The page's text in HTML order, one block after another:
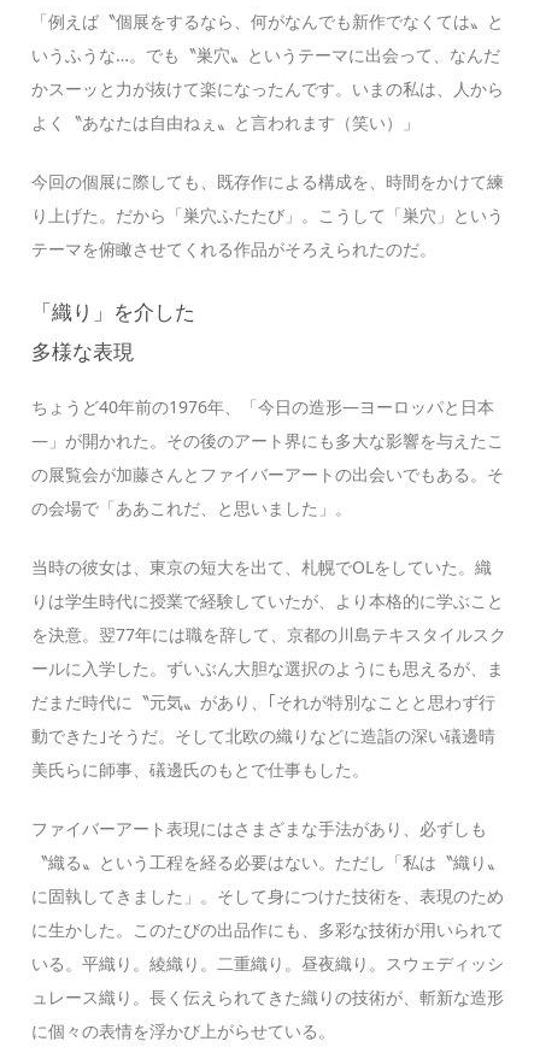
「例えば〝個展をするなら、何がなんでも新作でなくては〟と
いうふうな…。でも〝巣穴〟というテーマに出会って、なんだ
かスーッと力が抜けて楽になったんです。いまの私は、人から
よく〝あなたは自由ねぇ〟と言われます（笑い）」
今回の個展に際しても、既存作による構成を、時間をかけて練
り上げた。だから「巣穴ふたたび」。こうして「巣穴」という
テーマを俯瞰させてくれる作品がそろえられたのだ。
「織り」を介した
多様な表現
ちょうど40年前の1976年、「今日の造形—ヨーロッパと日本
—」が開かれた。その後のアート界にも多大な影響を与えたこ
の展覧会が加藤さんとファイバーアートの出会いでもある。そ
の会場で「ああこれだ、と思いました」。
当時の彼女は、東京の短大を出て、札幌でOLをしていた。織
りは学生時代に授業で経験していたが、より本格的に学ぶこと
を決意。翌77年には職を辞して、京都の川島テキスタイルスク
ールに入学した。ずいぶん大胆な選択のようにも思えるが、ま
だまだ時代に〝元気〟があり、｢それが特別なことと思わず行
動できた｣そうだ。そして北欧の織りなどに造詣の深い礒邊晴
美氏らに師事、礒邊氏のもとで仕事もした。
ファイバーアート表現にはさまざまな手法があり、必ずしも
〝織る〟という工程を経る必要はない。ただし「私は〝織り〟
に固執してきました」。そして身につけた技術を、表現のため
に生かした。このたびの出品作にも、多彩な技術が用いられて
いる。平織り。綾織り。二重織り。昼夜織り。スウェディッシ
ュレース織り。長く伝えられてきた織りの技術が、斬新な造形
に個々の表情を浮かび上がらせている。